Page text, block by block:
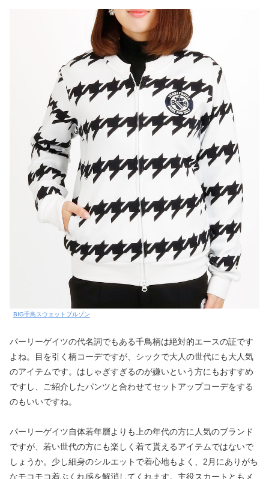
BIG千鳥スウェットブルゾン
パーリーゲイツの代名詞でもある千鳥柄は絶対的エースの証です
よね。目を引く柄コーデですが、シックで大人の世代にも大人気
のアイテムです。はしゃぎすぎるのが嫌いという方にもおすすめ
ですし、ご紹介したパンツと合わせてセットアップコーデをする
のもいいですね。
パーリーゲイツ自体若年層よりも上の年代の方に人気のブランド
ですが、若い世代の方にも楽しく着て貰えるアイテムではないで
しょうか。少し細身のシルエットで着心地もよく、2月にありがち
なモコモコ着ぶくれ感を解消してくれます。主役スカートともメ